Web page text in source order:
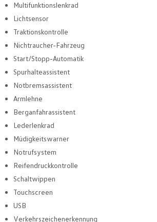
Multifunktionslenkrad
Lichtsensor
Traktionskontrolle
Nichtraucher-Fahrzeug
Start/Stopp-Automatik
Spurhalteassistent
Notbremsassistent
Armlehne
Berganfahrassistent
Lederlenkrad
Müdigkeitswarner
Notrufsystem
Reifendruckkontrolle
Schaltwippen
Touchscreen
USB
Verkehrszeichenerkennung